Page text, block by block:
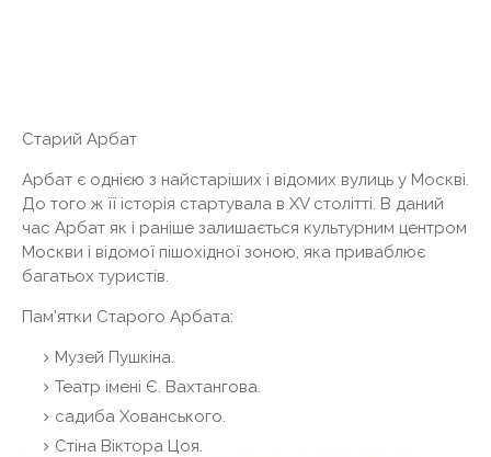
Старий Арбат
Арбат є однією з найстаріших і відомих вулиць у Москві.
До того ж її історія стартувала в XV столітті. В даний
час Арбат як і раніше залишається культурним центром
Москви і відомої пішохідної зоною, яка приваблює
багатьох туристів.
Пам'ятки Старого Арбата:
Музей Пушкіна.
Театр імені Є. Вахтангова.
садиба Хованського.
Стіна Віктора Цоя.